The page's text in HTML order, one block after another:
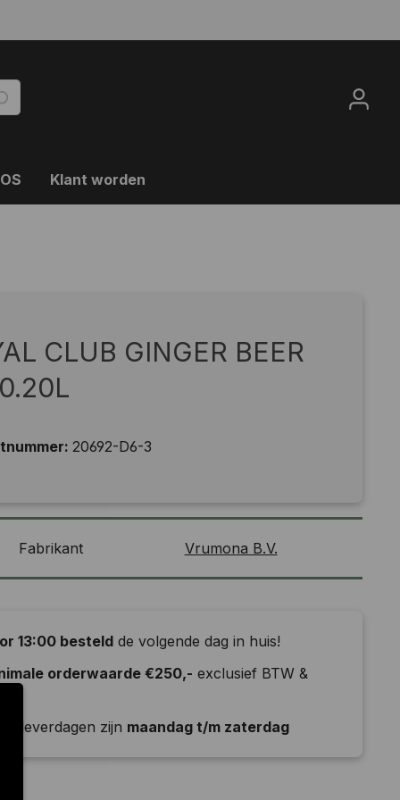
Klant worden
CLUB GINGER BEER
20692-D6-3
Fabrikant Vrumona B.V.
13:00 besteld de volgende dag in huis!
orderwaarde €250,- exclusief BTW &
leverdagen zijn maandag t/m zaterdag